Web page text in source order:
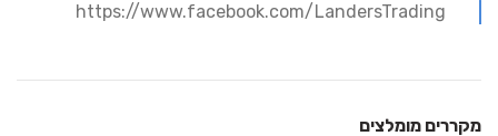
https://www.facebook.com/LandersTrading
מקררים מומלצים